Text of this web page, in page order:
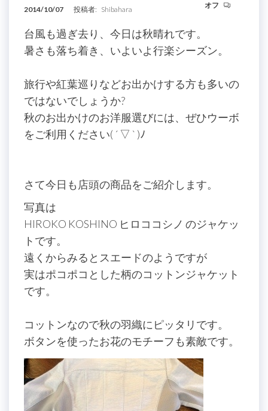
2014/10/07 投稿者: Shibahara オフ
台風も過ぎ去り、今日は秋晴れです。
暑さも落ち着き、いよいよ行楽シーズン。
旅行や紅葉巡りなどお出かけする方も多いの
ではないでしょうか?
秋のお出かけのお洋服選びには、ぜひウーボ
をご利用ください( ´ ▽ ` )ﾉ
さて今日も店頭の商品をご紹介します。
写真は
HIROKO KOSHINO ヒロココシノ のジャケッ
トです。
遠くからみるとスエードのようですが
実はポコポコとした柄のコットンジャケット
です。
コットンなので秋の羽織にピッタリです。
ボタンを使ったお花のモチーフも素敵です。